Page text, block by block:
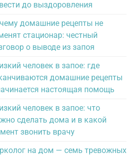
до выздоровления
домашние рецепты не
стационар: честный
о выводе из запоя
человек в запое: где
домашние рецепты
настоящая помощь
человек в запое: что
сделать дома и в какой
звонить врачу
на дом — семь тревожных